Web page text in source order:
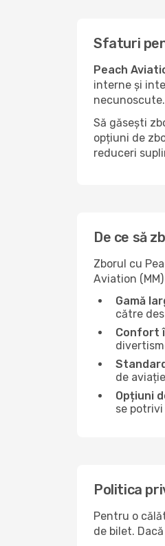
Sfaturi
Peach
interne și
necunoscute.
Să găsești
opțiuni de
reduceri
De ce să
Zborul cu
Aviation
Gamă
către
Confort
de
Opțiuni
se
Politica
Pentru o
de bilet.